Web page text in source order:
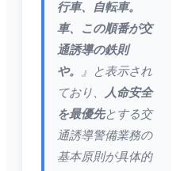
行車、自転車。
車、この順番が交
通誘導の鉄則
や。
』と表示され
ており、
人命安全
を最優先とする交
通誘導警備業務の
基本原則が具体的